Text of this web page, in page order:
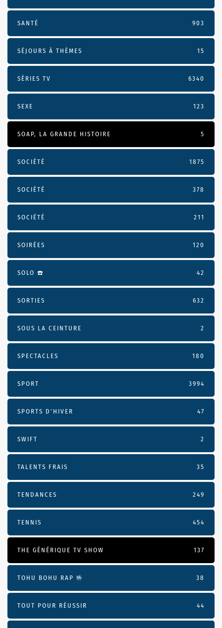
SANTÉ 903
SÉJOURS À THÈMES 15
SÉRIES TV 6340
SEXE 123
SOAP, LA GRANDE HISTOIRE 5
SOCIÉTÉ 1875
SOCIÉTÉ 378
SOCIÉTÉ 211
SOIRÉES 120
SOLO ☎️ 42
SORTIES 632
SOUS LA CEINTURE 2
SPECTACLES 180
SPORT 3994
SPORTS D'HIVER 47
SWIFT 2
TALENTS FRAIS 35
TENDANCES 249
TENNIS 454
THE GÉNÉRIQUE TV SHOW 137
TOHU BOHU RAP 🤟 38
TOUT POUR RÉUSSIR 44